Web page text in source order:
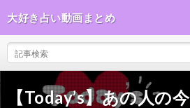
大好き占い動画まとめ
【Today’s】あの人の